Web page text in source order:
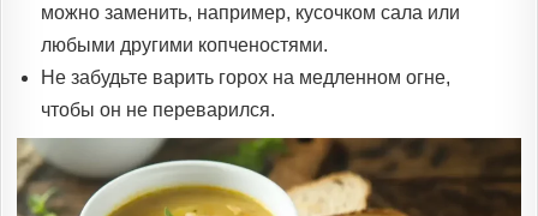
можно заменить, например, кусочком сала или
любыми другими копченостями.
Не забудьте варить горох на медленном огне,
чтобы он не переварился.